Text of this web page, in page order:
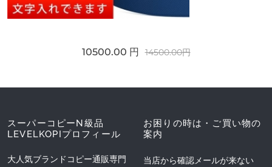
10500.00 円 14500.00円
スーパーコピーN級品
LEVELKOPIプロフィール
大人気ブランドコピー通販専門
お困りの時は・ご買い物の
案内
当店から確認メールが来ない